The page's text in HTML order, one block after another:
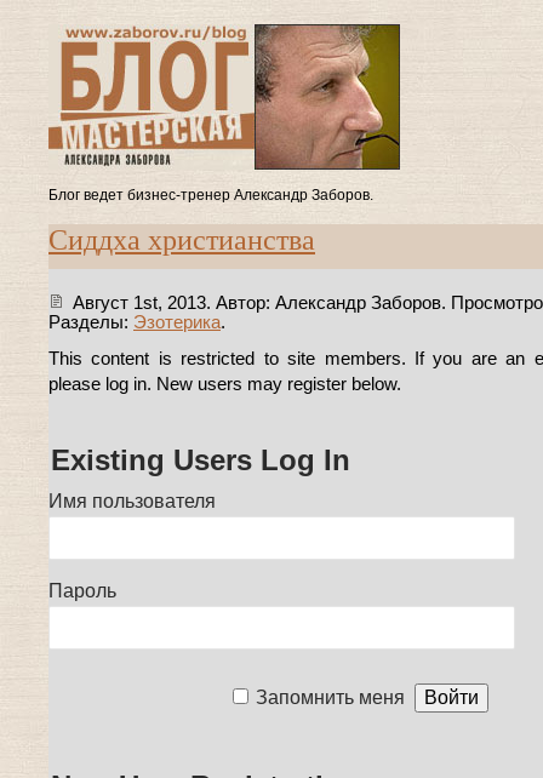
Блог ведет бизнес-тренер Александр Заборов.
Сиддха христианства
Август 1st, 2013. Автор: Александр Заборов.
Разделы: Эзотерика.
This content is restricted to site members. If you are an
please log in. New users may register below.
Existing Users Log In
Имя пользователя
Пароль
Запомнить меня